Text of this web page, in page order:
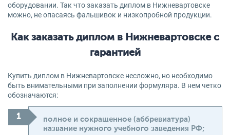
оборудовании. Так что заказать диплом в Нижневартовске
можно, не опасаясь фальшивок и низкопробной продукции.
Как заказать диплом в Нижневартовске с
гарантией
Купить диплом в Нижневартовске несложно, но необходимо
быть внимательными при заполнении формуляра. В нем четко
обозначаются:
полное и сокращенное (аббревиатура)
название нужного учебного заведения РФ;